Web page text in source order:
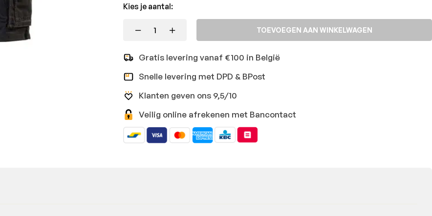
Kies je aantal:
TOEVOEGEN AAN WINKELWAGEN
Gratis levering vanaf €100 in België
Snelle levering met DPD & BPost
Klanten geven ons 9,5/10
Veilig online afrekenen met Bancontact